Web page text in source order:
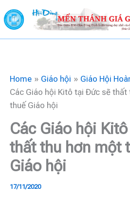
to
content
Home Giáo hội
Giáo Hội
Các Giáo hội Kitô tại Đức sẽ thất
thuế Giáo hội
Các Giáo hội
thất thu hơn một
Giáo hội
17/11/2020